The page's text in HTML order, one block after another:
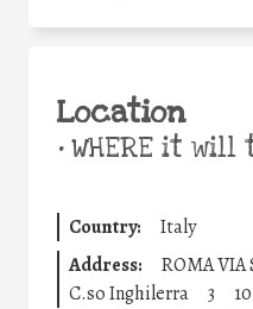
Location
•WHERE it
Country:
Italy
Address:
ROMA VIA
C.so Inghilerra
3